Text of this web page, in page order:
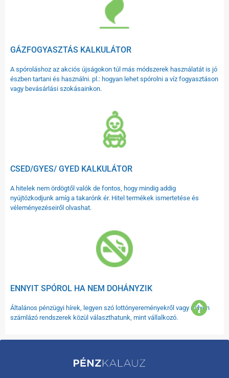
GÁZFOGYASZTÁS KALKULÁTOR
A spóroláshoz az akciós újságokon túl más módszerek használatát is jó
észben tartani és használni. pl.: hogyan lehet spórolni a víz fogyasztáson
vagy bevásárlási szokásainkon.
CSED/GYES/ GYED KALKULÁTOR
A hitelek nem ördögtől valók de fontos, hogy mindig addig
nyújtózkodjunk amíg a takarónk ér. Hitel termékek ismertetése és
véleményezéseiről olvashat.
ENNYIT SPÓROL HA NEM DOHÁNYZIK
Általános pénzügyi hírek, legyen szó lottónyereményekről vagy milyen
számlázó rendszerek közül választhatunk, mint vállalkozó.